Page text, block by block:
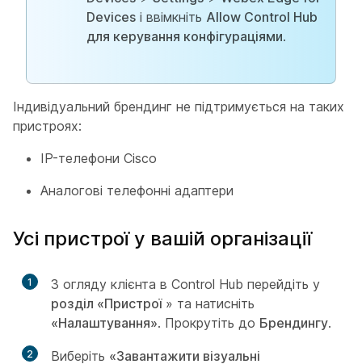
Devices і ввімкніть Allow Control Hub
для керування конфігураціями.
Індивідуальний брендинг не підтримується на таких
пристроях:
IP-телефони Cisco
Аналогові телефонні адаптери
Усі пристрої у вашій організації
1
З огляду клієнта в Control Hub перейдіть у
розділ «Пристрої» та натисніть
«Налаштування». Прокрутіть до Брендингу.
2 Виберіть «Завантажити візуальні